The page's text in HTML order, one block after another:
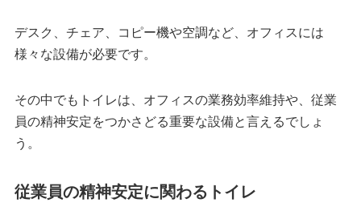
デスク、チェア、コピー機や空調など、オフィスには
様々な設備が必要です。
その中でもトイレは、オフィスの業務効率維持や、従業
員の精神安定をつかさどる重要な設備と言えるでしょ
う。
従業員の精神安定に関わるトイレ